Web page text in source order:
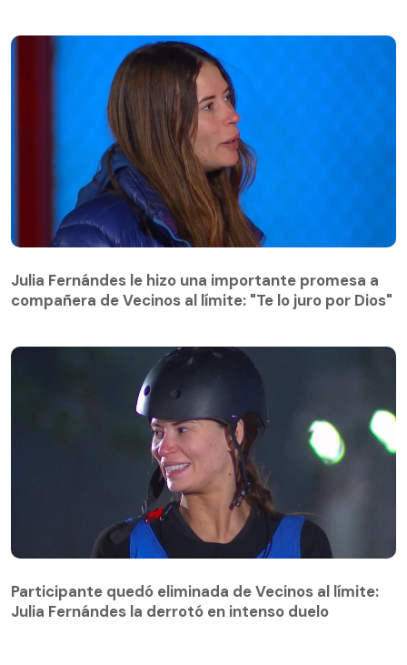
compañera de Vecinos al límite: "Te lo juro por Dios"
Julia Fernándes le hizo una importante promesa a
compañera de Vecinos al límite: "Te lo juro por Dios"
Julia Fernándes la derrotó en intenso duelo
Participante quedó eliminada de Vecinos al límite:
Julia Fernándes la derrotó en intenso duelo